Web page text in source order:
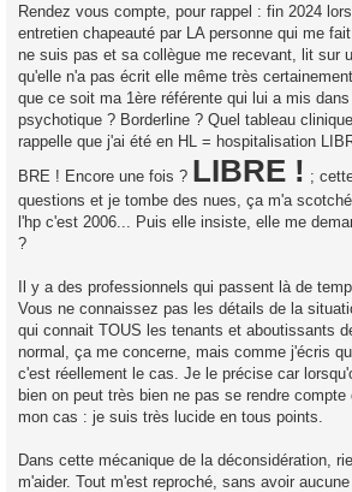
Rendez vous compte, pour rappel : fin 2024
entretien chapeauté par LA personne qui me
ne suis pas et sa collègue me recevant, lit sur
qu'elle n'a pas écrit elle même très
que ce soit ma 1ère référente qui lui a mis
psychotique ? Borderline ? Quel tableau
rappelle que j'ai été en HL = hospitalisation
BRE ! Encore une fois ? LIBRE ! ;
questions et je tombe des nues, ça m'a
l'hp c'est 2006... Puis elle insiste, elle me
?
Il y a des professionnels qui passent là de
Vous ne connaissez pas les détails de la
qui connait TOUS les tenants et aboutissants
normal, ça me concerne, mais comme j'écris
c'est réellement le cas. Je le précise car
bien on peut très bien ne pas se rendre
mon cas : je suis très lucide en tous points.
Dans cette mécanique de la déconsidération,
m'aider. Tout m'est reproché, sans avoir